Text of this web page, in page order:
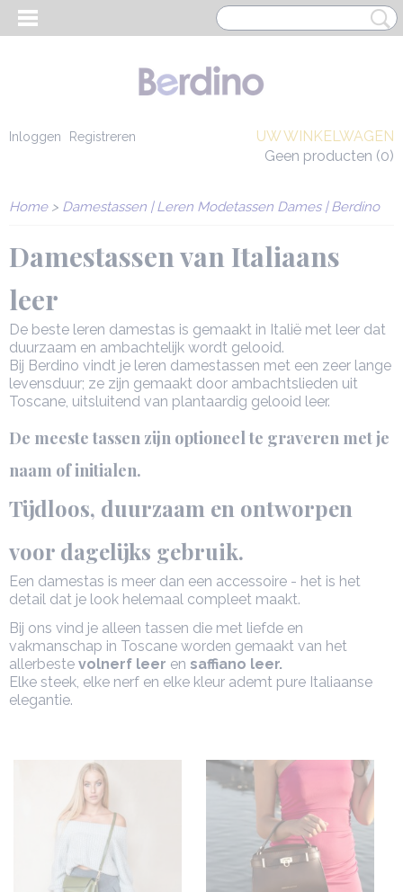
Inloggen Registreren
UW WINKELWAGEN
Geen producten (0)
Home> Damestassen | Leren Modetassen Dames | Berdino
Damestassen van Italiaans
leer
De beste leren damestas is gemaakt in Italië met leer dat
duurzaam en ambachtelijk wordt gelooid.
Bij Berdino vindt je leren damestassen met een zeer lange
levensduur; ze zijn gemaakt door ambachtslieden uit
Toscane, uitsluitend van plantaardig gelooid leer.
De meeste tassen zijn optioneel te graveren met je
naam of initialen.
Tijdloos, duurzaam en ontworpen
voor dagelijks gebruik.
Een damestas is meer dan een accessoire - het is het
detail dat je look helemaal compleet maakt.
Bij ons vind je alleen tassen die met liefde en
vakmanschap in Toscane worden gemaakt van het
allerbeste volnerf leer en saffiano leer.
Elke steek, elke nerf en elke kleur ademt pure Italiaanse
elegantie.
HEREN